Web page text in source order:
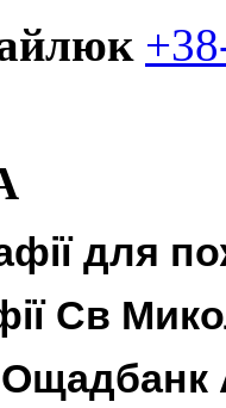
для
Св
Ощадбанк